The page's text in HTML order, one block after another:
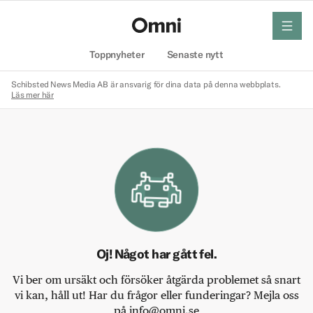
Toppnyheter Senaste nytt
meny
Schibsted News Media AB är ansvarig för dina data på denna webbplats.
Läs mer här
Oj! Något har gått fel.
Vi ber om ursäkt och försöker åtgärda problemet så snart
vi kan, håll ut! Har du frågor eller funderingar? Mejla oss